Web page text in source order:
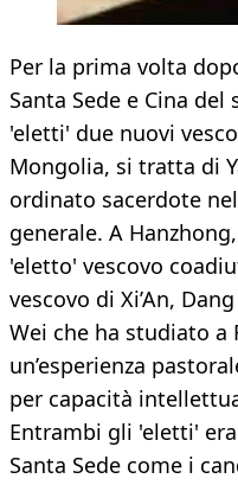
Per la prima volta
Santa Sede e Cina
'eletti' due nuovi
Mongolia, si tratta di
ordinato sacerdote
generale. A
'eletto' vescovo
vescovo di Xi’An,
Wei che ha studiato a
un’esperienza
per capacità
Entrambi gli 'eletti'
Santa Sede come i